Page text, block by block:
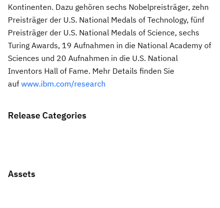
Kontinenten. Dazu gehören sechs Nobelpreisträger, zehn
Preisträger der U.S. National Medals of Technology, fünf
Preisträger der U.S. National Medals of Science, sechs
Turing Awards, 19 Aufnahmen in die National Academy of
Sciences und 20 Aufnahmen in die U.S. National
Inventors Hall of Fame. Mehr Details finden Sie
auf www.ibm.com/research
Release Categories
Assets